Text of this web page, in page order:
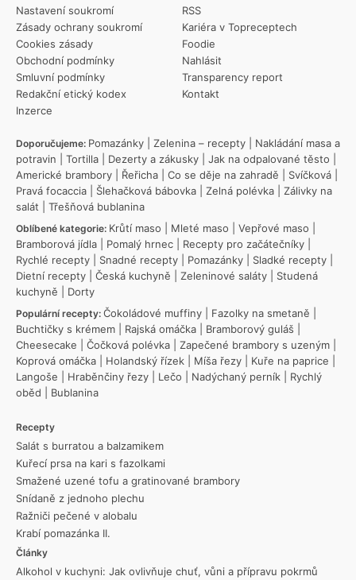
Nastavení soukromí
Zásady ochrany soukromí
Cookies zásady
Obchodní podmínky
Smluvní podmínky
Redakční etický kodex
Inzerce
RSS
Kariéra v Topreceptech
Foodie
Nahlásit
Transparency report
Kontakt
Doporučujeme: Pomazánky Zelenina – recepty
Nakládání masa a
potravin
Tortilla Dezerty a zákusky Jak na odpalované těsto
Americké brambory
Řeřicha Co se děje na zahradě Svíčková
Pravá focaccia
Šlehačková bábovka Zelná polévka
Zálivky na
salát
Třešňová bublanina
Oblíbené kategorie: Krůtí maso Mleté maso Vepřové maso
Bramborová jídla
Pomalý hrnec Recepty pro začátečníky
Rychlé recepty
Snadné recepty Pomazánky Sladké recepty
Dietní recepty
Česká kuchyně Zeleninové saláty
Studená
kuchyně
Dorty
Populární recepty: Čokoládové muffiny Fazolky na smetaně
Buchtičky s krémem
Rajská omáčka Bramborový guláš
Cheesecake
Čočková polévka Zapečené brambory s uzeným
Koprová omáčka
Holandský řízek Míša řezy Kuře na paprice
Langoše
Hraběnčiny řezy Lečo Nadýchaný perník
Rychlý
oběd
Bublanina
Recepty
Salát s burratou a balzamikem
Kuřecí prsa na kari s fazolkami
Smažené uzené tofu a gratinované brambory
Snídaně z jednoho plechu
Ražniči pečené v alobalu
Krabí pomazánka II.
Články
Alkohol v kuchyni: Jak ovlivňuje chuť, vůni a přípravu pokrmů